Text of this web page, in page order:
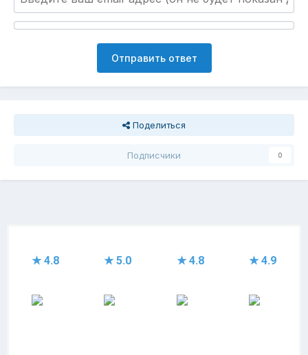
Отправить ответ
Поделиться
Подписчики 0
★ 4.8 ★ 5.0 ★ 4.8 ★ 4.9